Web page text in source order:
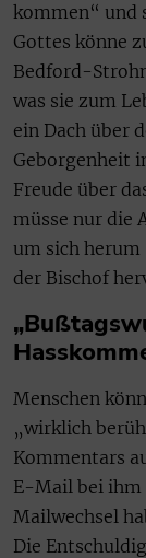
kommen“ und
Gottes könne
Bedford-
was sie zum
ein Dach über
Geborgenheit
Freude über
müsse nur die
um sich herum
der Bischof
Menschen
„wirklich
Kommentars
E-Mail bei ihm
Mailwechsel
Die